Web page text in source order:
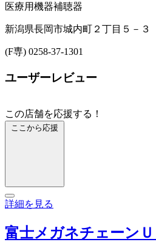
医療用機器補聴器
新潟県長岡市城内町２丁目５－３
(F専) 0258-37-1301
ユーザーレビュー
この店舗を応援する！
ここから応援
詳細を見る
富士メガネチェーン